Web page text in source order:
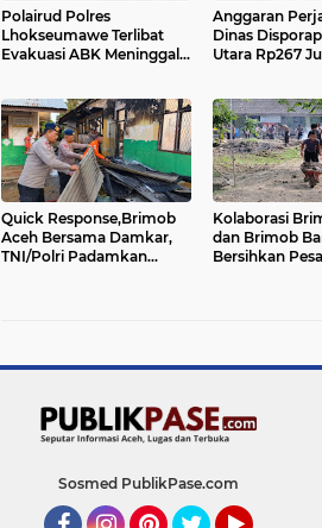
Polairud Polres
Lhokseumawe Terlibat
Evakuasi ABK Meninggal
Anggaran
Dinas
Utara Rp267
Quick Response,Brimob
Aceh Bersama Damkar,
TNI/Polri Padamkan
Kolaborasi
dan Brimob
Bersihkan
Sosmed PublikPase.com